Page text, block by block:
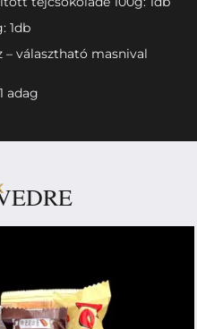
1db
– választható masnival
adag